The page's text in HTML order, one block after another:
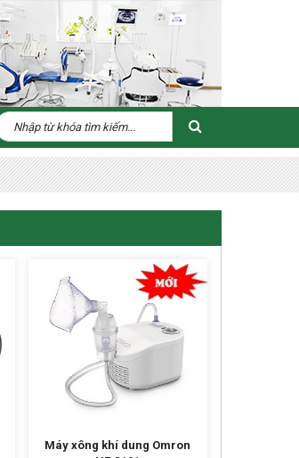
Máy xông khí dung Omron